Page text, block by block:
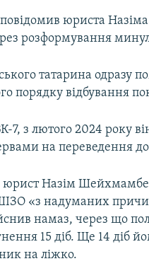
юриста
розформування
татарина одразу
порядку відбування
7, з лютого 2024 року
на переведення
Назім
«з надуманих
намаз, через що
15 діб. Ще 14 діб
на ліжко.